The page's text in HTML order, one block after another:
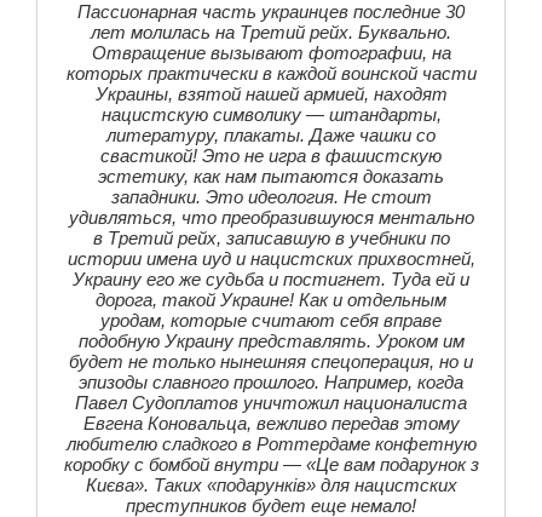
Пассионарная часть украинцев последние 30
лет молилась на Третий рейх. Буквально.
Отвращение вызывают фотографии, на
которых практически в каждой воинской части
Украины, взятой нашей армией, находят
нацистскую символику — штандарты,
литературу, плакаты. Даже чашки со
свастикой! Это не игра в фашистскую
эстетику, как нам пытаются доказать
западники. Это идеология. Не стоит
удивляться, что преобразившуюся ментально
в Третий рейх, записавшую в учебники по
истории имена иуд и нацистских прихвостней,
Украину его же судьба и постигнет. Туда ей и
дорога, такой Украине! Как и отдельным
уродам, которые считают себя вправе
подобную Украину представлять. Уроком им
будет не только нынешняя спецоперация, но и
эпизоды славного прошлого. Например, когда
Павел Судоплатов уничтожил националиста
Евгена Коновальца, вежливо передав этому
любителю сладкого в Роттердаме конфетную
коробку с бомбой внутри — «Це вам подарунок з
Києва». Таких «подарункiв» для нацистских
преступников будет еще немало!